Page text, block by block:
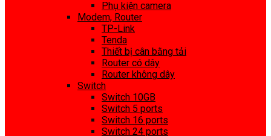
Phụ kiện camera
Modem, Router
TP-Link
Tenda
Thiết bị cân bằng tải
Router có dây
Router không dây
Switch
Switch 10GB
Switch 5 ports
Switch 16 ports
Switch 24 ports